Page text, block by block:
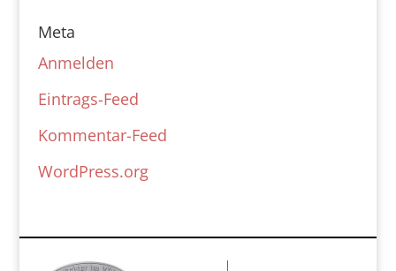
Meta
Anmelden
Eintrags-Feed
Kommentar-Feed
WordPress.org